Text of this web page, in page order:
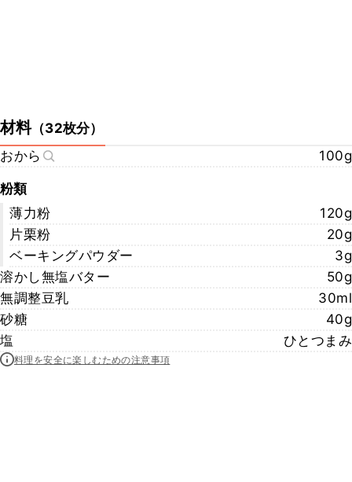
材料（32枚分）
おから
100g
粉類
薄力粉
120g
片栗粉
20g
ベーキングパウダー
3g
溶かし無塩バター
50g
無調整豆乳
30ml
砂糖
40g
塩
ひとつまみ
料理を安全に楽しむための注意事項